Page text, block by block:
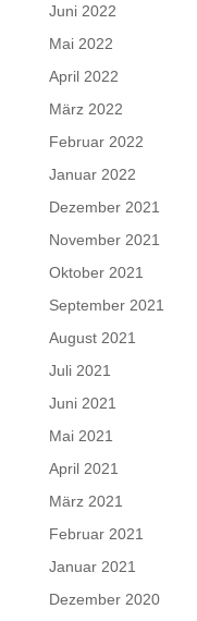
Juni 2022
Mai 2022
April 2022
März 2022
Februar 2022
Januar 2022
Dezember 2021
November 2021
Oktober 2021
September 2021
August 2021
Juli 2021
Juni 2021
Mai 2021
April 2021
März 2021
Februar 2021
Januar 2021
Dezember 2020